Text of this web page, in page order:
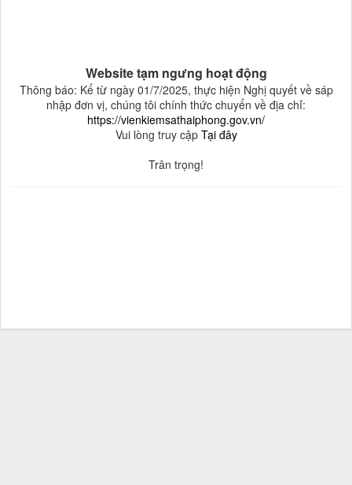
Website tạm ngưng hoạt động
Thông báo: Kể từ ngày 01/7/2025, thực hiện Nghị quyết về sáp
nhập đơn vị, chúng tôi chính thức chuyển về địa chỉ:
https://vienkiemsathaiphong.gov.vn/
Vui lòng truy cập Tại đây
Trân trọng!